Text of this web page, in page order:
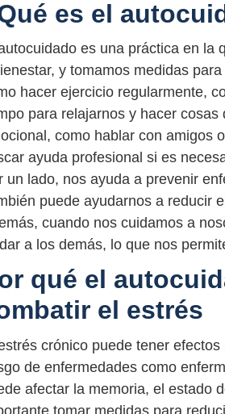
es el
es una práctica en la
y tomamos medidas
hacer ejercicio regularmente,
para relajarnos y hacer
como hablar con amigos
ayuda profesional si es
un lado, nos ayuda a prevenir
puede ayudarnos a reducir
cuando nos cuidamos a
a los demás, lo que nos
qué el
el estrés
crónico puede tener
de enfermedades como
afectar la memoria, el estado
tomar medidas para